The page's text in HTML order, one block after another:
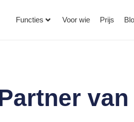
Functies Voor wie Prijs
van